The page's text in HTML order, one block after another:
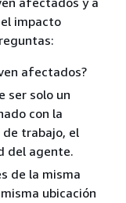
impacto
afectados?
ser solo un
con la
trabajo, el
del agente.
de la misma
ubicación